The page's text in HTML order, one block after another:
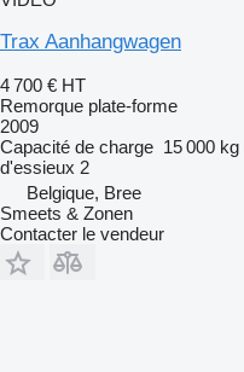
Trax Aanhangwagen
4 700 € HT
Remorque plate-forme
2009
Capacité de charge 15 000 kg
d'essieux 2
Belgique, Bree
Smeets & Zonen
Contacter le vendeur